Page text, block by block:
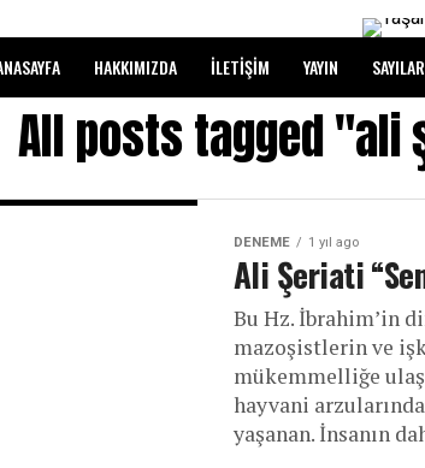
HAKKIMIZDA İLETIŞIM YAYIN SAYILAR
All posts tagged
DENEME 1 yıl ago
Ali Şeriati
Bu Hz. İbrahim’in
mazoşistlerin ve
mükemmelliğe
hayvani
yaşanan. İnsanın